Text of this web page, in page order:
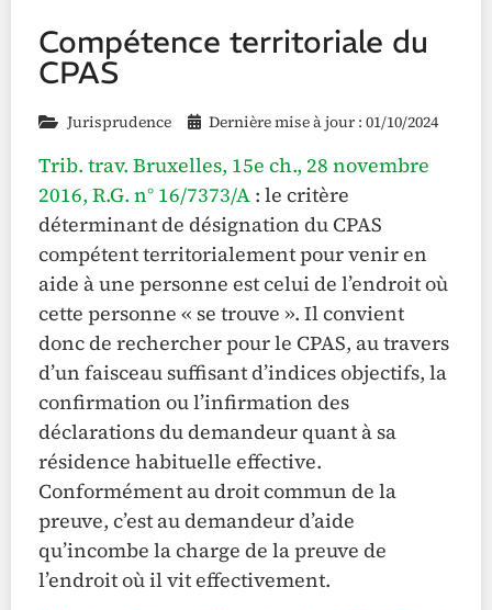
Compétence territoriale du
CPAS
Jurisprudence Dernière mise à jour : 01/10/2024
Trib. trav. Bruxelles, 15e ch., 28 novembre
2016, R.G. n° 16/7373/A : le critère
déterminant de désignation du CPAS
compétent territorialement pour venir en
aide à une personne est celui de l’endroit où
cette personne « se trouve ». Il convient
donc de rechercher pour le CPAS, au travers
d’un faisceau suffisant d’indices objectifs, la
confirmation ou l’infirmation des
déclarations du demandeur quant à sa
résidence habituelle effective.
Conformément au droit commun de la
preuve, c’est au demandeur d’aide
qu’incombe la charge de la preuve de
l’endroit où il vit effectivement.